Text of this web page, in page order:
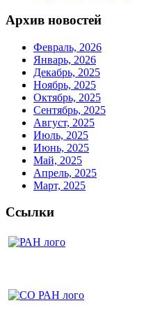
Архив новостей
Февраль, 2026
Январь, 2026
Декабрь, 2025
Ноябрь, 2025
Октябрь, 2025
Сентябрь, 2025
Август, 2025
Июль, 2025
Июнь, 2025
Май, 2025
Апрель, 2025
Март, 2025
Ссылки